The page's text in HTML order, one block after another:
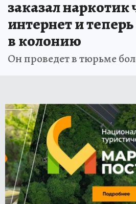
заказал наркотик
интернет и
в колонию
Он проведет в тюрьме